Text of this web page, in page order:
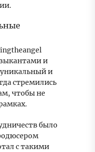
и
и
стремились
чтобы не
было
с такими